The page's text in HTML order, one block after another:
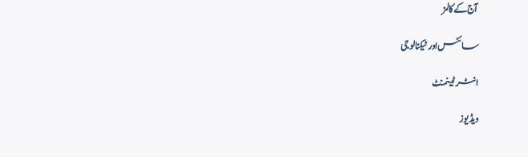
آج کے کالمز
سائنس اور ٹیکنالوجی
انٹرٹینمنٹ
ویڈیوز